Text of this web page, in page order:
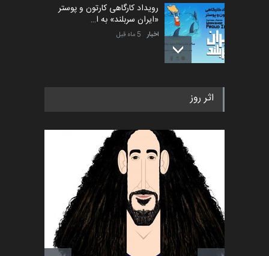
رویداد کارگاهی کارتون و پوستر
«ایران سربلند» به ا…
اخبار 5 ماه قبل
فراخوان رویداد کارگاهی کارتون و
اخبار 6 ماه قبل
تسلیت به همکار | سهراب خیری
6 ماه قبل
آغاز دوره‌های تخصصی فصل
اثر روز